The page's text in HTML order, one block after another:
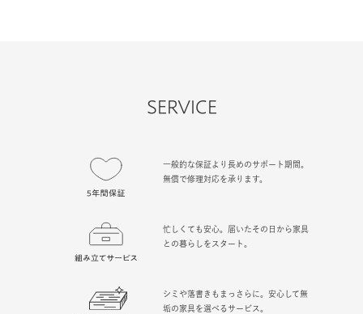
SERVICE
一般的な保証より長めのサポート期間。
無償で修理対応を承ります。
忙しくても安心。届いたその日から家具
との暮らしをスタート。
シミや落書きもまっさらに。安心して無
垢の家具を選べるサービス。